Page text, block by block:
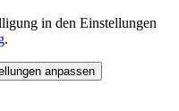
in den Einstellungen
.
anpassen